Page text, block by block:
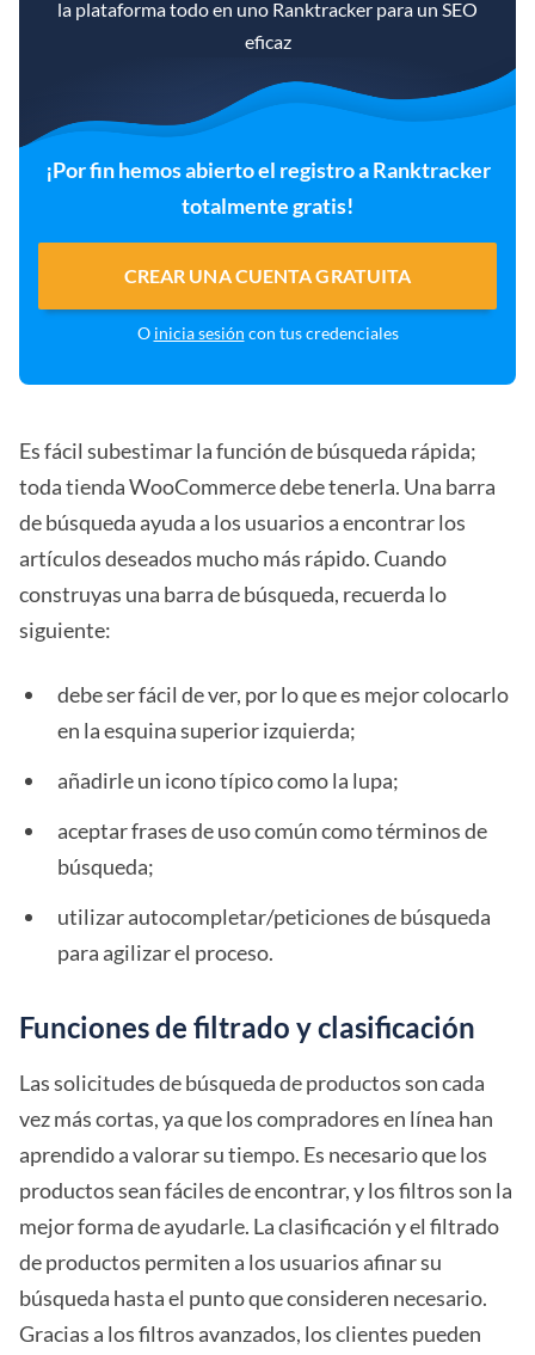
la plataforma todo en uno Ranktracker para un SEO
eficaz
¡Por fin hemos abierto el registro a Ranktracker
totalmente gratis!
CREAR UNA CUENTA GRATUITA
O inicia sesión con tus credenciales
Es fácil subestimar la función de búsqueda rápida;
toda tienda WooCommerce debe tenerla. Una barra
de búsqueda ayuda a los usuarios a encontrar los
artículos deseados mucho más rápido. Cuando
construyas una barra de búsqueda, recuerda lo
siguiente:
debe ser fácil de ver, por lo que es mejor colocarlo
en la esquina superior izquierda;
añadirle un icono típico como la lupa;
aceptar frases de uso común como términos de
búsqueda;
utilizar autocompletar/peticiones de búsqueda
para agilizar el proceso.
Funciones de filtrado y clasificación
Las solicitudes de búsqueda de productos son cada
vez más cortas, ya que los compradores en línea han
aprendido a valorar su tiempo. Es necesario que los
productos sean fáciles de encontrar, y los filtros son la
mejor forma de ayudarle. La clasificación y el filtrado
de productos permiten a los usuarios afinar su
búsqueda hasta el punto que consideren necesario.
Gracias a los filtros avanzados, los clientes pueden